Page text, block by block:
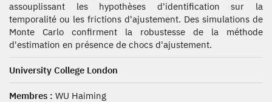
assouplissant les hypothèses d'identification sur la
temporalité ou les frictions d'ajustement. Des simulations de
Monte Carlo confirment la robustesse de la méthode
d'estimation en présence de chocs d'ajustement.
University College London
Membres : WU Haiming